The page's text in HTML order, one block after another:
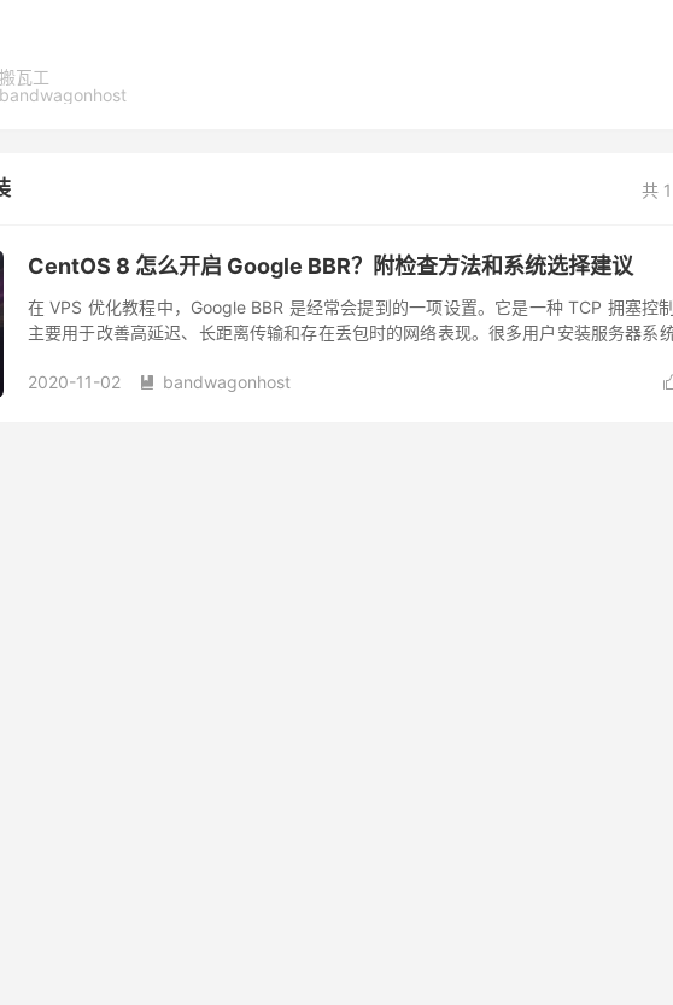
搬瓦工
bandwagonhost
共
CentOS 8 怎么开启 Google BBR？附检查方法和系统选择建议
在 VPS 优化教程中，Google BBR 是经常会提到的一项设置。它是一种 TCP 拥塞控制
主要用于改善高延迟、长距离传输和存在丢包时的网络表现。很多用户安装服务器系
2020-11-02  bandwagonhost